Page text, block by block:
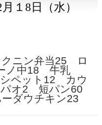
１8日（水）
ニン弁当25 ロ
ノ中18 牛乳
ペット12 カウ
パオ2 短パン60
ダウチキン23